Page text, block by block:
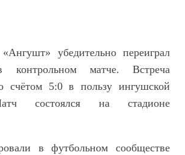
убедительно переиграл
контрольном матче. Встреча
счётом 5:0 в пользу ингушской
состоялся на стадионе
в футбольном сообществе